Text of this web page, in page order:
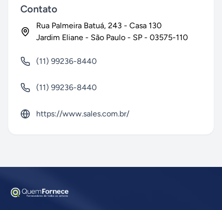
Contato
Rua Palmeira Batuá, 243 - Casa 130
Jardim Eliane - São Paulo - SP - 03575-110
(11) 99236-8440
(11) 99236-8440
https://www.sales.com.br/